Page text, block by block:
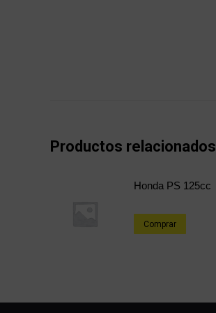
Productos relacionados
Honda PS 125cc
Comprar